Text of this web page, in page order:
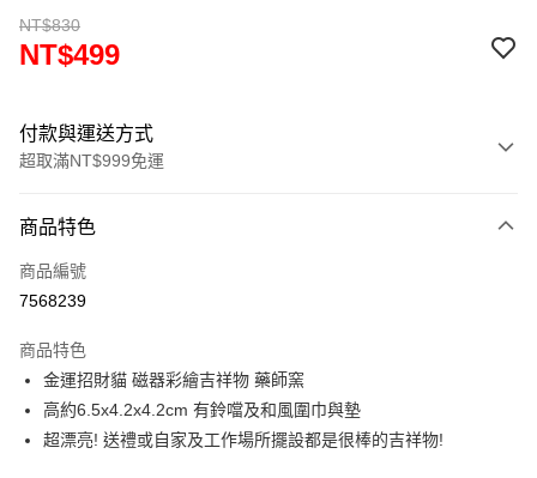
NT$830
NT$499
付款與運送方式
超取滿NT$999免運
信用卡一次付款
信用卡分期付款
合作金庫商業銀行
華南商業銀行
彰化商業銀行
上海商業儲蓄銀行
台北富邦商業銀行
國泰世華商業銀行
兆豐國際商業銀行
超商取貨付款
LINE Pay
商品特色
商品編號
7568239
商品特色
金運招財貓 磁器彩繪吉祥物 藥師窯
高約6.5x4.2x4.2cm 有鈴噹及和風圍巾與墊
超漂亮! 送禮或自家及工作場所擺設都是很棒的吉祥物!